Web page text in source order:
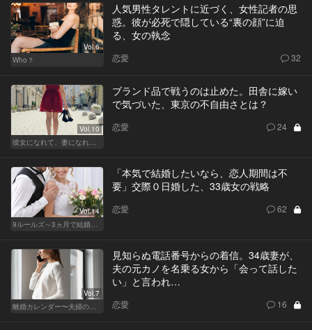
Vol.6
Who？
人気男性タレントに近づく、女性記者の思
惑。彼が必死で隠している“裏の顔”に迫
る、女の執念
恋愛 32
Vol.10
彼女になれて、妻になれない
ブランド品で戦うのは止めた。田舎に嫁い
で気づいた、東京の不自由さとは？
恋愛 24
Vol.14
9ルールズ～3ヵ月で結婚する方法～
「本気で結婚したいなら、恋人期間は不
要」交際０日婚した、33歳女の戦略
恋愛 62
Vol.7
離婚カレンダー〜夫婦の正しい終わり方〜
見知らぬ電話番号からの着信。34歳妻が、
夫の元カノを名乗る女から「会って話した
い」と言われ…
恋愛 16